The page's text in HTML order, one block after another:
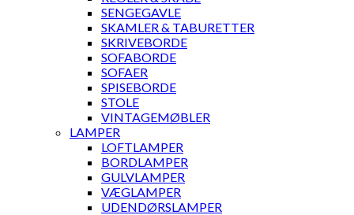
SENGEGAVLE
SKAMLER & TABURETTER
SKRIVEBORDE
SOFABORDE
SOFAER
SPISEBORDE
STOLE
VINTAGEMØBLER
LAMPER
LOFTLAMPER
BORDLAMPER
GULVLAMPER
VÆGLAMPER
UDENDØRSLAMPER